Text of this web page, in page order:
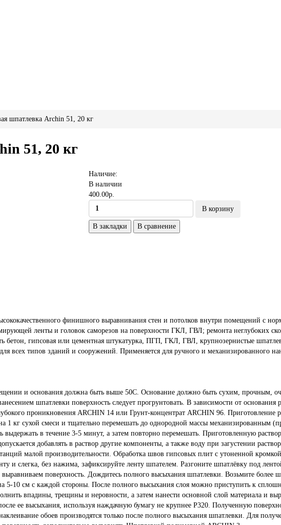
шпатлевка Archin 51, 20 кг
51, 20 кг
Наличие:
В наличии
400.00р.
В корзину
В закладки В сравнение
финишного выравнивания стен и потолков внутри помещений с
ленты и головок саморезов на поверхности ГКЛ, ГВЛ; ремонта неглубоких
бетон, гипсовая или цементная штукатурка, ПГП, ГКЛ, ГВЛ, крупнозернистые
всех типов зданий и сооружений. Применяется для ручного и механизированного
и основания должна быть выше 50С. Основание должно быть сухим, прочным,
шпатлевки поверхность следует прогрунтовать. В зависимости от основания
проникновения ARCHIN 14 или Грунт-концентрат ARCHIN 96. Приготовление
1 кг сухой смеси и тщательно перемешать до однородной массы механизированным
в течение 3-5 минут, а затем повторно перемешать. Приготовленную
добавлять в раствор другие компоненты, а также воду при загустении
малой производительности. Обработка швов гипсовых плит с утоненной
и слегка, без нажима, зафиксируйте ленту шпателем. Разгоните шпатлёвку под
поверхность. Дождитесь полного высыхания шпатлевки. Возьмите более
5-10 см с каждой стороны. После полного высыхания слоя можно приступить к
впадины, трещины и неровности, а затем нанести основной слой материала и
ее высыхания, используя наждачную бумагу не крупнее Р320. Полученную
обоев производятся только после полного высыхания шпатлевки. Для